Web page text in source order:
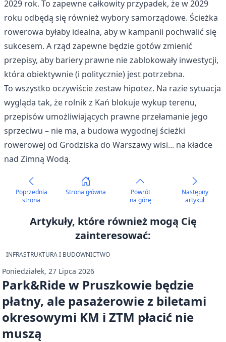
2029 rok. To zapewne całkowity przypadek, że w 2029
roku odbędą się również wybory samorządowe. Ścieżka
rowerowa byłaby idealna, aby w kampanii pochwalić się
sukcesem. A rząd zapewne będzie gotów zmienić
przepisy, aby bariery prawne nie zablokowały inwestycji,
która obiektywnie (i politycznie) jest potrzebna.
To wszystko oczywiście zestaw hipotez. Na razie sytuacja
wygląda tak, że rolnik z Kań blokuje wykup terenu,
przepisów umożliwiających prawne przełamanie jego
sprzeciwu – nie ma, a budowa wygodnej ścieżki
rowerowej od Grodziska do Warszawy wisi... na kładce
nad Zimną Wodą.
Poprzednia
strona
Strona główna
Powrót
na górę
Następny
artykuł
Artykuły, które również mogą Cię
zainteresować:
INFRASTRUKTURA I BUDOWNICTWO
Poniedziałek, 27 Lipca 2026
Park&Ride w Pruszkowie będzie
płatny, ale pasażerowie z biletami
okresowymi KM i ZTM płacić nie
muszą